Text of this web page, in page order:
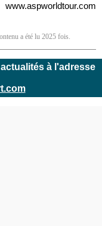
a été lu 2025 fois.
à l'adresse